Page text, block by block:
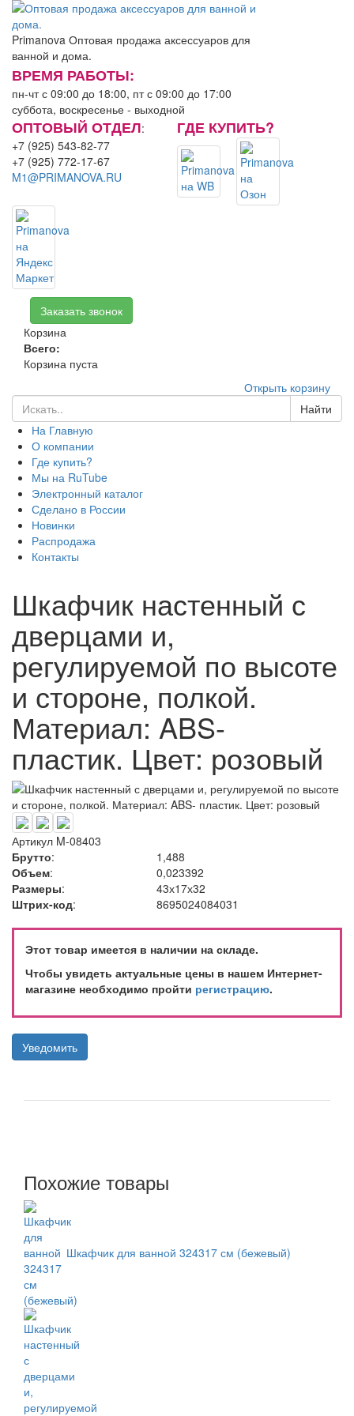
Primanova Оптовая продажа аксессуаров для
ванной и дома.
ВРЕМЯ РАБОТЫ:
пн-чт с 09:00 до 18:00, пт с 09:00 до 17:00
суббота, воскресенье - выходной
ОПТОВЫЙ ОТДЕЛ:
+7 (925) 543-82-77
+7 (925) 772-17-67
M1@PRIMANOVA.RU
ГДЕ КУПИТЬ?
Заказать звонок
Корзина
Всего:
Корзина пуста
Открыть корзину
Найти
На Главную
О компании
Где купить?
Мы на RuTube
Электронный каталог
Сделано в России
Новинки
Распродажа
Контакты
Шкафчик настенный с
дверцами и,
регулируемой по высоте
и стороне, полкой.
Материал: ABS-
пластик. Цвет: розовый
Артикул M-08403
Брутто:
1,488
Объем:
0,023392
Размеры:
43х17х32
Штрих-код: 8695024084031
Этот товар имеется в наличии на складе.
Чтобы увидеть актуальные цены в нашем Интернет-
магазине необходимо пройти регистрацию.
Уведомить
Похожие товары
Шкафчик для ванной 324317 см (бежевый)